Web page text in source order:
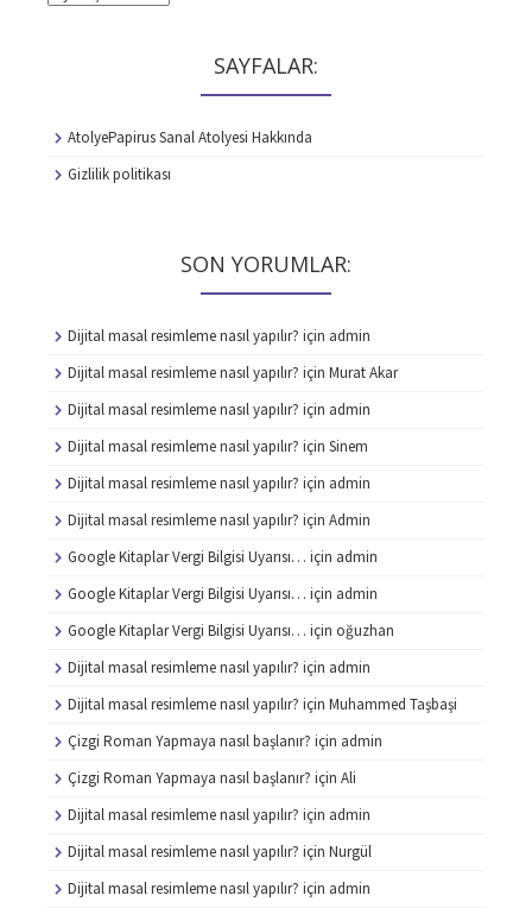
SAYFALAR:
AtolyePapirus Sanal Atolyesi Hakkında
Gizlilik politikası
SON YORUMLAR:
Dijital masal resimleme nasıl yapılır? için admin
Dijital masal resimleme nasıl yapılır? için Murat Akar
Dijital masal resimleme nasıl yapılır? için admin
Dijital masal resimleme nasıl yapılır? için Sinem
Dijital masal resimleme nasıl yapılır? için admin
Dijital masal resimleme nasıl yapılır? için Admin
Google Kitaplar Vergi Bilgisi Uyarısı… için admin
Google Kitaplar Vergi Bilgisi Uyarısı… için admin
Google Kitaplar Vergi Bilgisi Uyarısı… için oğuzhan
Dijital masal resimleme nasıl yapılır? için admin
Dijital masal resimleme nasıl yapılır? için Muhammed Taşbaşi
Çizgi Roman Yapmaya nasıl başlanır? için admin
Çizgi Roman Yapmaya nasıl başlanır? için Ali
Dijital masal resimleme nasıl yapılır? için admin
Dijital masal resimleme nasıl yapılır? için Nurgül
Dijital masal resimleme nasıl yapılır? için admin